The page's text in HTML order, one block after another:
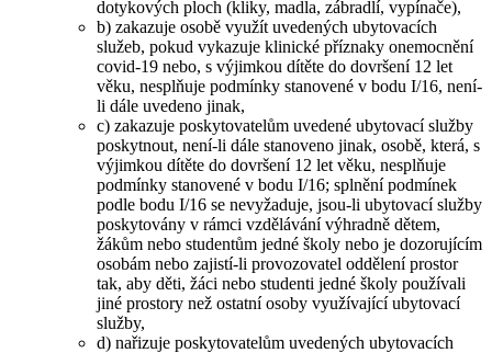
dotykových ploch (kliky, madla, zábradlí, vypínače),
b) zakazuje osobě využít uvedených ubytovacích
služeb, pokud vykazuje klinické příznaky onemocnění
covid-19 nebo, s výjimkou dítěte do dovršení 12 let
věku, nesplňuje podmínky stanovené v bodu I/16, není-
li dále uvedeno jinak,
c) zakazuje poskytovatelům uvedené ubytovací služby
poskytnout, není-li dále stanoveno jinak, osobě, která, s
výjimkou dítěte do dovršení 12 let věku, nesplňuje
podmínky stanovené v bodu I/16; splnění podmínek
podle bodu I/16 se nevyžaduje, jsou-li ubytovací služby
poskytovány v rámci vzdělávání výhradně dětem,
žákům nebo studentům jedné školy nebo je dozorujícím
osobám nebo zajistí-li provozovatel oddělení prostor
tak, aby děti, žáci nebo studenti jedné školy používali
jiné prostory než ostatní osoby využívající ubytovací
služby,
d) nařizuje poskytovatelům uvedených ubytovacích